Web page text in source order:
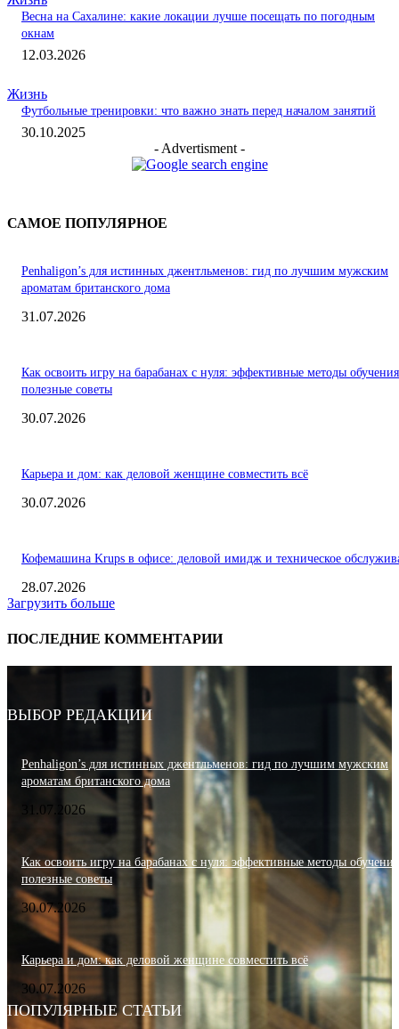
Весна на Сахалине: какие локации лучше посещать по погодным
окнам
12.03.2026
Жизнь
Футбольные тренировки: что важно знать перед началом занятий
30.10.2025
- Advertisment -
САМОЕ ПОПУЛЯРНОЕ
Penhaligon’s для истинных джентльменов: гид по лучшим мужским
ароматам британского дома
31.07.2026
Как освоить игру на барабанах с нуля: эффективные методы
полезные советы
30.07.2026
Карьера и дом: как деловой женщине совместить всё
30.07.2026
Кофемашина Krups в офисе: деловой имидж и техническое
28.07.2026
Загрузить больше
ПОСЛЕДНИЕ КОММЕНТАРИИ
ВЫБОР РЕДАКЦИИ
Penhaligon’s для истинных джентльменов: гид по лучшим мужским
ароматам британского дома
31.07.2026
Как освоить игру на барабанах с нуля: эффективные методы
полезные советы
30.07.2026
Карьера и дом: как деловой женщине совместить всё
30.07.2026
ПОПУЛЯРНЫЕ СТАТЬИ